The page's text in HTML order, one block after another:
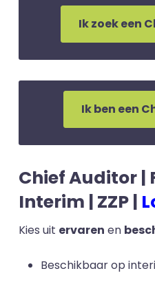
Ik zoek een
Ik ben een
Chief Auditor |
Interim | ZZP |
Kies uit ervaren en
Beschikbaar op